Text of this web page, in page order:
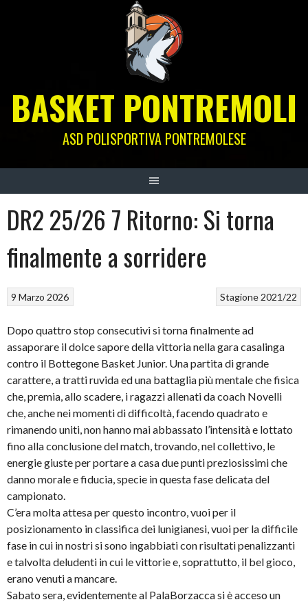
BASKET PONTREMOLI
ASD POLISPORTIVA PONTREMOLESE
DR2 25/26 7 Ritorno: Si torna
finalmente a sorridere
Stagione 2021/22
9 Marzo 2026
Dopo quattro stop consecutivi si torna finalmente ad
assaporare il dolce sapore della vittoria nella gara casalinga
contro il Bottegone Basket Junior. Una partita di grande
carattere, a tratti ruvida ed una battaglia più mentale che fisica
che, premia, allo scadere, i ragazzi allenati da coach Novelli
che, anche nei momenti di difficoltà, facendo quadrato e
rimanendo uniti, non hanno mai abbassato l’intensità e lottato
fino alla conclusione del match, trovando, nel collettivo, le
energie giuste per portare a casa due punti preziosissimi che
danno morale e fiducia, specie in questa fase delicata del
campionato.
C’era molta attesa per questo incontro, vuoi per il
posizionamento in classifica dei lunigianesi, vuoi per la difficile
fase in cui in nostri si sono ingabbiati con risultati penalizzanti
e talvolta deludenti in cui le vittorie e, soprattutto, il bel gioco,
erano venuti a mancare.
Sabato sera, evidentemente al PalaBorzacca si è acceso un